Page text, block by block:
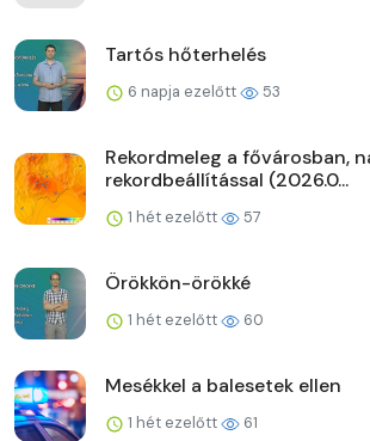
Tartós hőterhelés
6 napja ezelőtt 53
Rekordmeleg a fővárosban,
rekordbeállítással (2026.0...
1 hét ezelőtt 57
Örökkön-örökké
1 hét ezelőtt 60
Mesékkel a balesetek ellen
1 hét ezelőtt 61